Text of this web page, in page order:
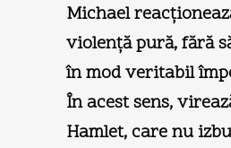
Michael
violenţă pură, fără
în mod veritabil
În acest sens,
Hamlet, care nu